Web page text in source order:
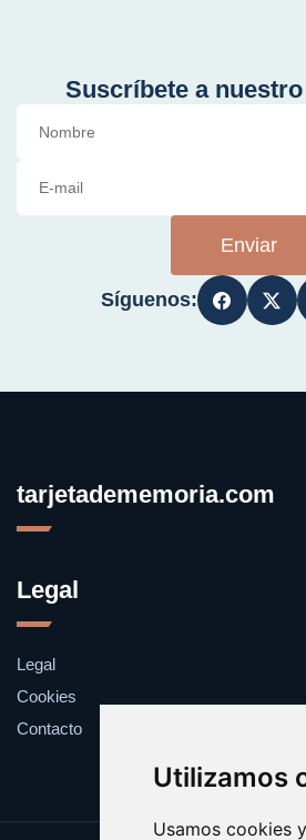
Utilizamos
Usamos cookies
Suscríbete a
Enviar
Síguenos:
tarjetadememoria.com
Legal
Legal
Cookies
Contacto